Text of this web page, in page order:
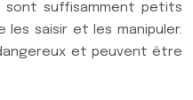
sont suffisamment petits
saisir et les manipuler.
et peuvent être